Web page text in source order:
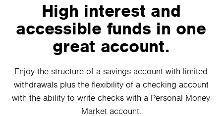
High interest and
accessible funds in one
great account.
Enjoy the structure of a savings account with limited
withdrawals plus the flexibility of a checking account
with the ability to write checks with a Personal Money
Market account.